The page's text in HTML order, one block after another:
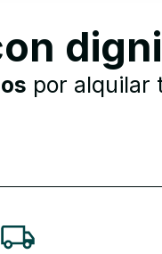
por alquilar